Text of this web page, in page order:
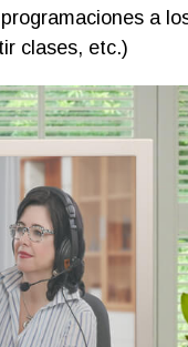
a
clases, etc.)